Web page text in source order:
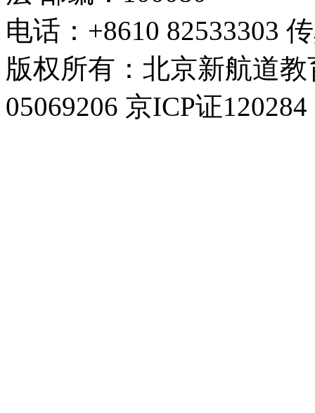
电话：+8610 82533303
版权所有：北京新航道
05069206 京ICP证120284